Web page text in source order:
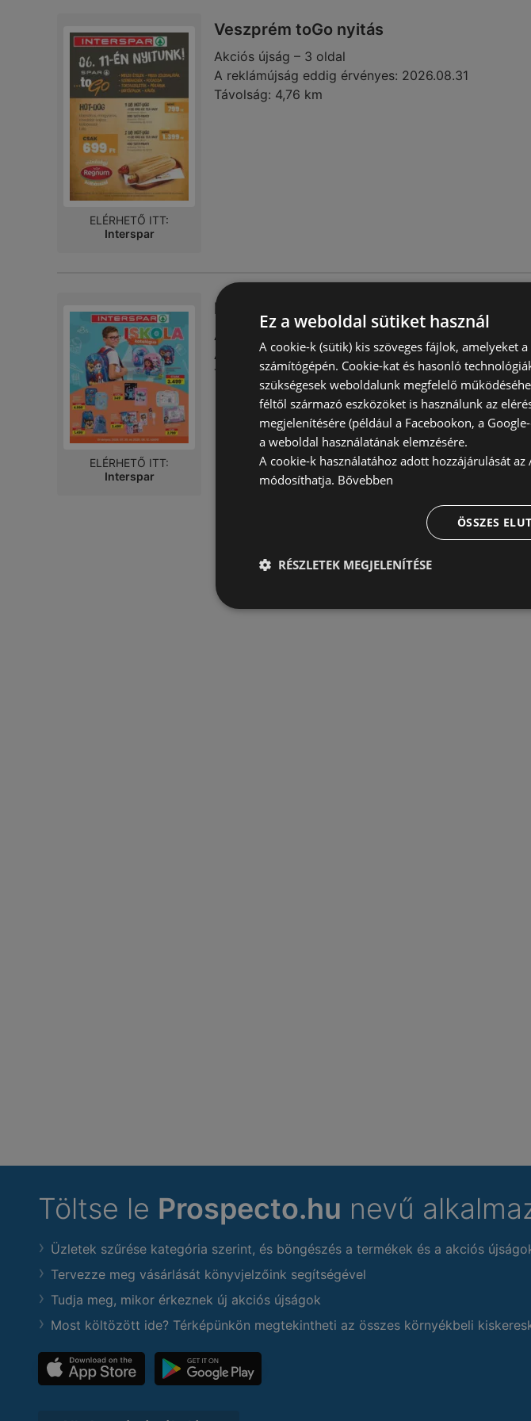
Veszprém toGo nyitás
Akciós újság – 3 oldal
A reklámújság eddig érvényes: 2026.08.31
Távolság: 4,76 km
ELÉRHETŐ ITT:
Interspar
INTERSPAR Iskola katalógus
Akciós újság – 13 oldal
A reklámújság eddig érvényes: 2026.08.12
Távolság: 4,76 km
ELÉRHETŐ ITT:
Interspar
Töltse le Prospecto.hu nevű
Üzletek szűrése kategória szerint, és böngészés a termékek és a akciós
Tervezze meg vásárlását könyvjelzőink segítségével
Tudja meg, mikor érkeznek új akciós újságok
Most költözött ide? Térképünkön megtekintheti az összes környékbeli
Ez a weboldal sütiket használ
A cookie-k (sütik) kis szöveges fájlok, amelyeket
számítógépén. Cookie-kat és hasonló
szükségesek weboldalunk megfelelő
féltől származó eszközöket is használunk az
megjelenítésére (például a Facebookon, a
a weboldal használatának elemzésére.
A cookie-k használatához adott hozzájárulását
módosíthatja. Bővebben
ÖSSZES
RÉSZLETEK MEGJELENÍTÉSE